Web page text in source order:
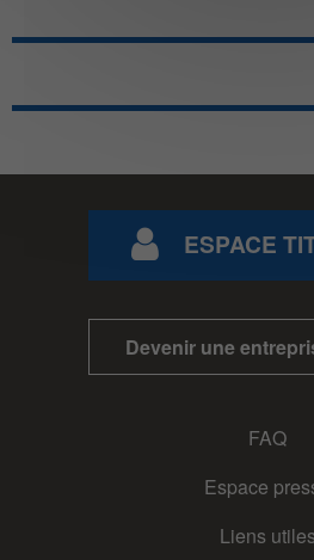
ESPACE
Devenir une
FAQ
Espace
Liens utiles